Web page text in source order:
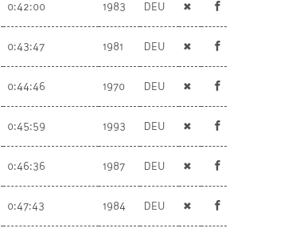
0:42:00 1983 DEU ✖
0:43:47 1981 DEU ✖
0:44:46 1970 DEU ✖
0:45:59 1993 DEU ✖
0:46:36 1987 DEU ✖
0:47:43 1984 DEU ✖